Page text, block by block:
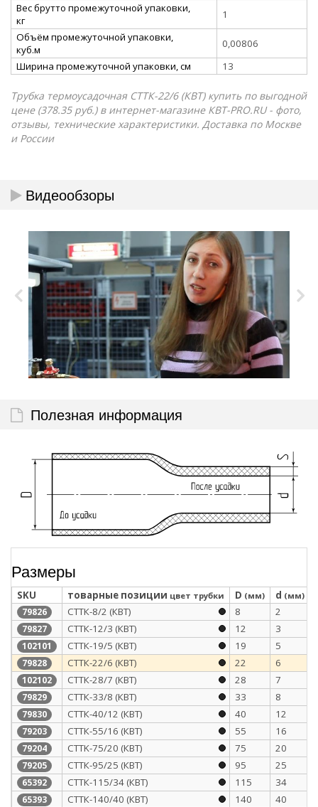
Вес брутто промежуточной упаковки,
кг
1
Объём промежуточной упаковки,
куб.м
0,00806
Ширина промежуточной упаковки, см
13
Трубка термоусадочная СТТК-22/6 (КВТ) купить по выгодной
цене (378.35 руб.) в интернет-магазине КВТ-PRO.RU - фото,
отзывы, технические характеристики. Доставка по Москве
и России
Видеообзоры
Полезная информация
Размеры
SKU товарные позиции цвет трубки D (мм) d (мм)
79826 СТТК-8/2 (КВТ) 8 2
79827 СТТК-12/3 (КВТ) 12 3
102101 СТТК-19/5 (КВТ) 19 5
79828 СТТК-22/6 (КВТ) 22 6
102102 СТТК-28/7 (КВТ) 28 7
79829 СТТК-33/8 (КВТ) 33 8
79830 СТТК-40/12 (КВТ) 40 12
79203 СТТК-55/16 (КВТ) 55 16
79204 CTTK-75/20 (КВТ) 75 20
79205 СТТК-95/25 (КВТ) 95 25
65392 СТТК-115/34 (КВТ) 115 34
65393 СТТК-140/40 (КВТ) 140 40